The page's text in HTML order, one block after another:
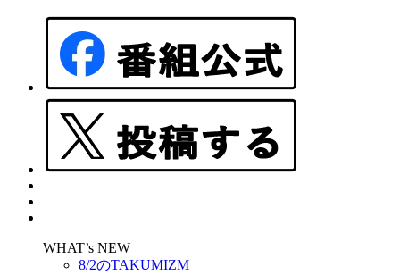
WHAT’s NEW
8/2のTAKUMIZM